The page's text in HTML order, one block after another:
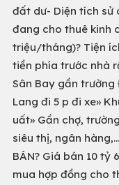
đất dư- Diện tích sử
đang cho thuê kinh
triệu/tháng)? Tiện
tiền phía trước nhà
Sân Bay gần
Lang đi 5 p đi xe»
uất» Gần chợ,
siêu thị, ngân
BÁN? Giá bán 10 tỷ
mua hợp đồng cho